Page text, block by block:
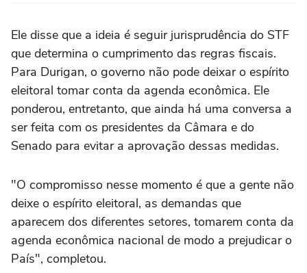
Ele disse que a ideia é seguir jurisprudência do STF
que determina o cumprimento das regras fiscais.
Para Durigan, o governo não pode deixar o espírito
eleitoral tomar conta da agenda econômica. Ele
ponderou, entretanto, que ainda há uma conversa a
ser feita com os presidentes da Câmara e do
Senado para evitar a aprovação dessas medidas.
"O compromisso nesse momento é que a gente não
deixe o espírito eleitoral, as demandas que
aparecem dos diferentes setores, tomarem conta da
agenda econômica nacional de modo a prejudicar o
País", completou.